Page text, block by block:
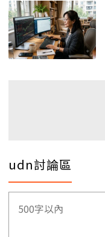
udn討論區